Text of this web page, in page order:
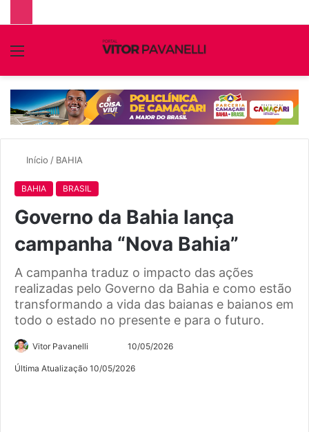
Menu
Início / BAHIA
BAHIA BRASIL
Governo da Bahia lança
campanha “Nova Bahia”
A campanha traduz o impacto das ações
realizadas pelo Governo da Bahia e como estão
transformando a vida das baianas e baianos em
todo o estado no presente e para o futuro.
Vitor Pavanelli
no
Mande
um
10/05/2026
Última Atualização 10/05/2026